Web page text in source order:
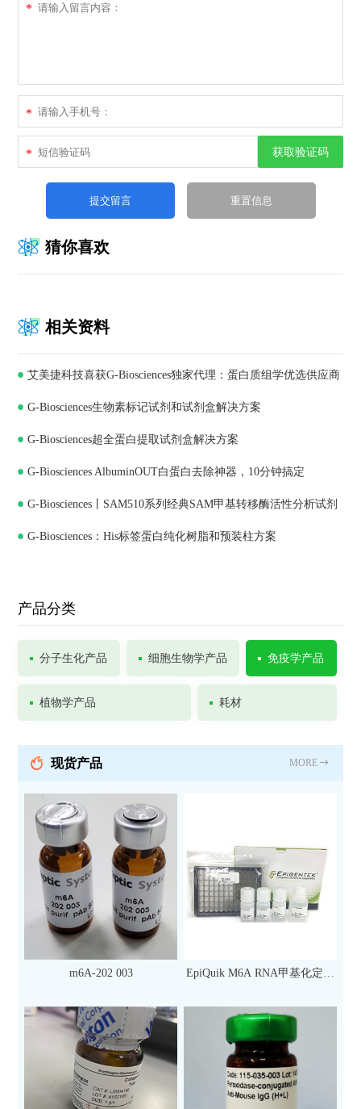
*
*
* 获取验证码
猜你喜欢
相关资料
艾美捷科技喜获G-Biosciences独家代理：蛋白质组学优选供应商
G-Biosciences生物素标记试剂和试剂盒解决方案
G-Biosciences超全蛋白提取试剂盒解决方案
G-Biosciences AlbuminOUT白蛋白去除神器，10分钟搞定
G-Biosciences丨SAM510系列经典SAM甲基转移酶活性分析试剂
盒
G-Biosciences：His标签蛋白纯化树脂和预装柱方案
产品分类
分子生化产品 细胞生物学产品 免疫学产品
植物学产品 耗材
现货产品 MORE
m6A-202 003
EpiQuik M6A RNA甲基化定量
次）